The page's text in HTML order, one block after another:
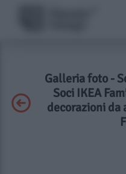
Galleria foto -
Soci IKEA
decorazioni da